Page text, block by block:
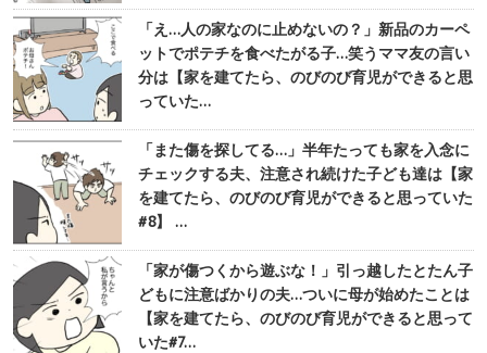
「え…人の家なのに止めないの？」新品のカーペ
ットでポテチを食べたがる子…笑うママ友の言い
分は【家を建てたら、のびのび育児ができると思
っていた…
「また傷を探してる…」半年たっても家を入念に
チェックする夫、注意され続けた子ども達は【家
を建てたら、のびのび育児ができると思っていた
#8】 …
「家が傷つくから遊ぶな！」引っ越したとたん子
どもに注意ばかりの夫…ついに母が始めたことは
【家を建てたら、のびのび育児ができると思って
いた#7…